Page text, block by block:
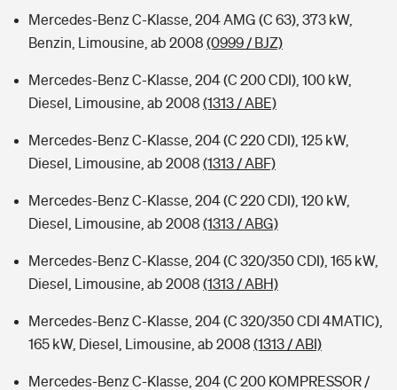
Mercedes-Benz C-Klasse, 204 AMG (C 63), 373 kW,
Benzin, Limousine, ab 2008 (0999 / BJZ)
Mercedes-Benz C-Klasse, 204 (C 200 CDI), 100 kW,
Diesel, Limousine, ab 2008 (1313 / ABE)
Mercedes-Benz C-Klasse, 204 (C 220 CDI), 125 kW,
Diesel, Limousine, ab 2008 (1313 / ABF)
Mercedes-Benz C-Klasse, 204 (C 220 CDI), 120 kW,
Diesel, Limousine, ab 2008 (1313 / ABG)
Mercedes-Benz C-Klasse, 204 (C 320/350 CDI), 165 kW,
Diesel, Limousine, ab 2008 (1313 / ABH)
Mercedes-Benz C-Klasse, 204 (C 320/350 CDI 4MATIC),
165 kW, Diesel, Limousine, ab 2008 (1313 / ABI)
Mercedes-Benz C-Klasse, 204 (C 200 KOMPRESSOR /